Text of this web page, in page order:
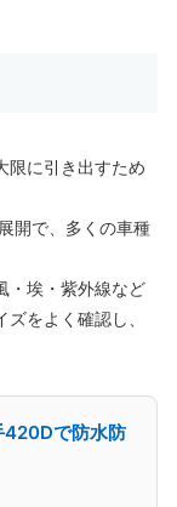
限に引き出すため
開で、多くの車種
・埃・紫外線など
をよく確認し、
で防水防